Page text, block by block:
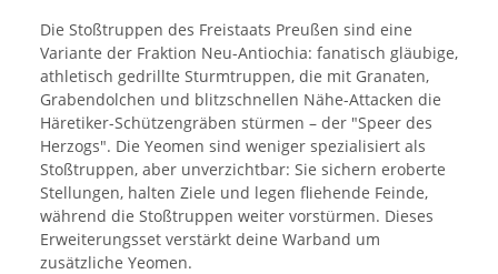
Die Stoßtruppen des Freistaats Preußen sind eine
Variante der Fraktion Neu-Antiochia: fanatisch gläubige,
athletisch gedrillte Sturmtruppen, die mit Granaten,
Grabendolchen und blitzschnellen Nähe-Attacken die
Häretiker-Schützengräben stürmen – der "Speer des
Herzogs". Die Yeomen sind weniger spezialisiert als
Stoßtruppen, aber unverzichtbar: Sie sichern eroberte
Stellungen, halten Ziele und legen fliehende Feinde,
während die Stoßtruppen weiter vorstürmen. Dieses
Erweiterungsset verstärkt deine Warband um
zusätzliche Yeomen.